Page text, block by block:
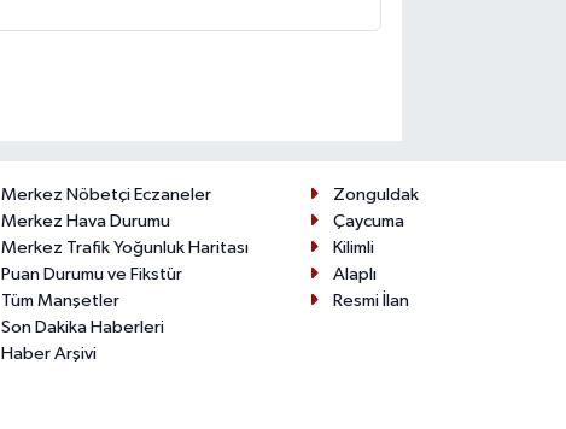
Merkez Nöbetçi Eczaneler
Merkez Hava Durumu
Merkez Trafik Yoğunluk Haritası
Puan Durumu ve Fikstür
Tüm Manşetler
Son Dakika Haberleri
Haber Arşivi
Zonguldak
Çaycuma
Kilimli
Alaplı
Resmi İlan